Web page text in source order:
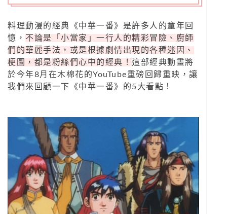
料理動漫的經典《中華一番》是許多人的童年回
憶， 不論是「小當家」一行人的精彩冒險、廚師
們的華麗手法，或是根據劇情出現的各種迷因、
梗圖，都是粉絲們心中的經典！ 這部經典動畫將
於今年8月在木棉花的YouTube重磅回歸重映，讓
我們來回顧一下《中華一番》的5大看點！